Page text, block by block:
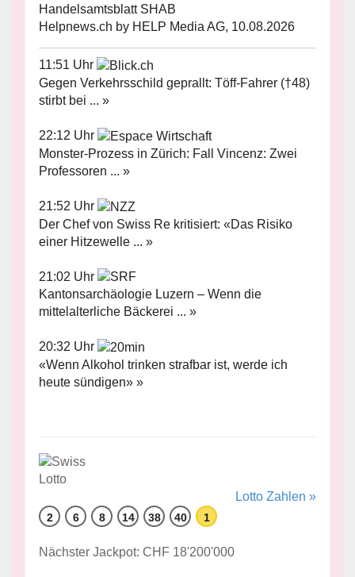
Handelsamtsblatt SHAB
Helpnews.ch by HELP Media AG, 10.08.2026
11:51 Uhr
Gegen Verkehrsschild geprallt: Töff-Fahrer (†48)
stirbt bei ... »
22:12 Uhr
Monster-Prozess in Zürich: Fall Vincenz: Zwei
Professoren ... »
21:52 Uhr
Der Chef von Swiss Re kritisiert: «Das Risiko
einer Hitzewelle ... »
21:02 Uhr
Kantonsarchäologie Luzern – Wenn die
mittelalterliche Bäckerei ... »
20:32 Uhr
«Wenn Alkohol trinken strafbar ist, werde ich
heute sündigen» »
Lotto Zahlen »
2 6 8 14 38 40 1
Nächster Jackpot: CHF 18'200'000